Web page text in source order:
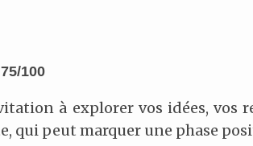
100
à explorer vos idées, vos
qui peut marquer une phase